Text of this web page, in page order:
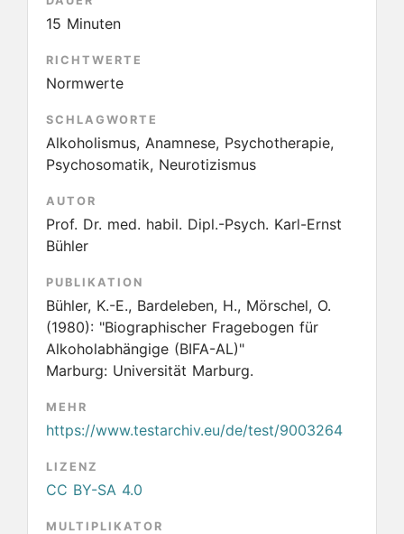
15 Minuten
RICHTWERTE
Normwerte
SCHLAGWORTE
Alkoholismus, Anamnese, Psychotherapie,
Psychosomatik, Neurotizismus
AUTOR
Prof. Dr. med. habil. Dipl.-Psych. Karl-Ernst
Bühler
PUBLIKATION
Bühler, K.-E., Bardeleben, H., Mörschel, O.
(1980): "Biographischer Fragebogen für
Alkoholabhängige (BIFA-AL)"
Marburg: Universität Marburg.
MEHR
https://www.testarchiv.eu/de/test/9003264
LIZENZ
CC BY-SA 4.0
MULTIPLIKATOR